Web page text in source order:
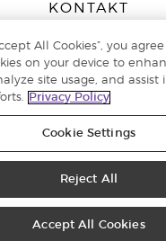
KONTAKT
Peizerweg 97
9727 AJ Groningen
Netherlands
podpora800
ochrany osobních údajů
All Cookies”, you
on your device to
site usage, and assist
Privacy Policy
Cookie Settings
Reject All
Accept All Cookies